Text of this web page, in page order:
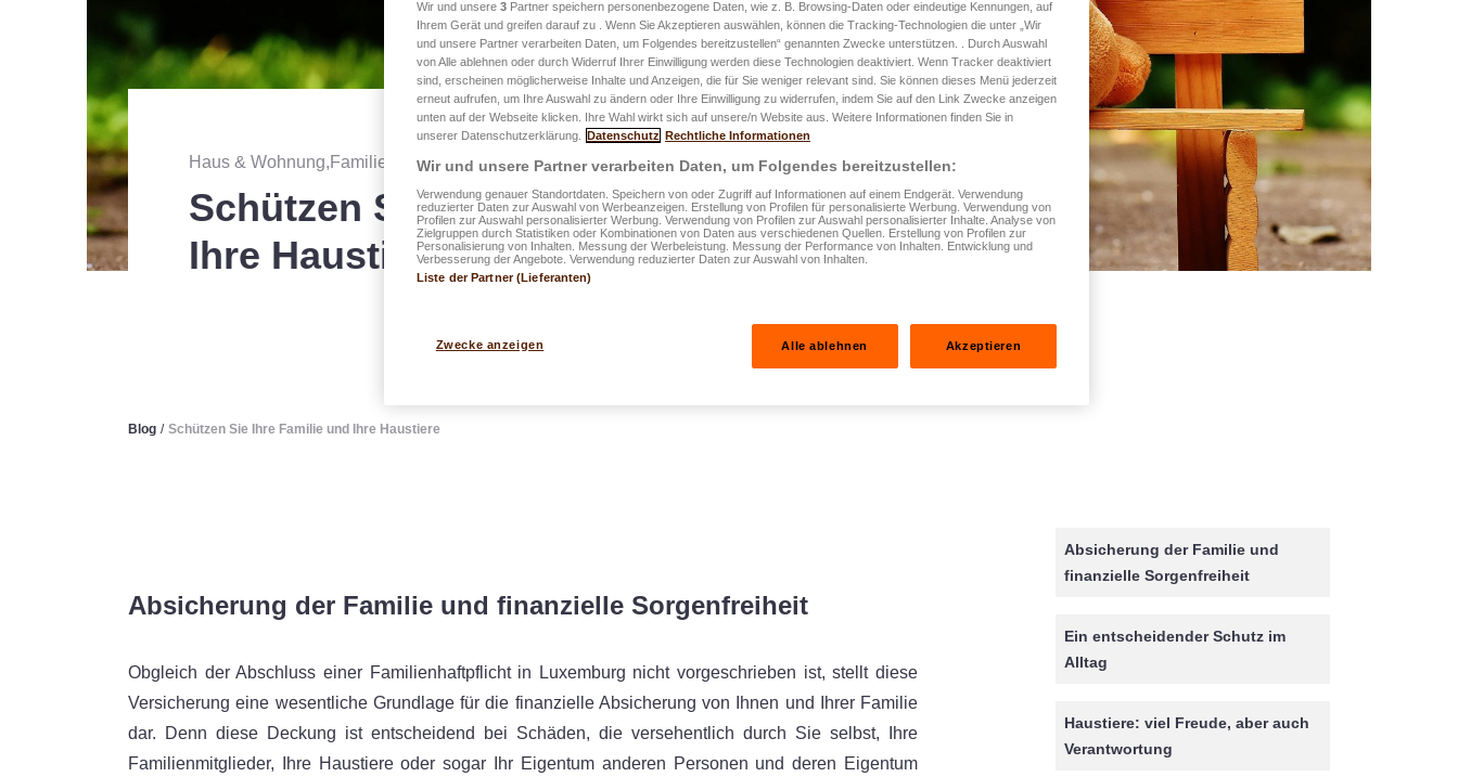
Haus & Wohnung,Familien ・veröffentlicht am 03.05.2024
Schützen Sie Ihre Familie und
Ihre Haustiere
Blog / Schützen Sie Ihre Familie und Ihre Haustiere
Absicherung der Familie und
finanzielle Sorgenfreiheit
Ein entscheidender Schutz im
Alltag
Haustiere: viel Freude, aber auch
Verantwortung
Absicherung der Familie und finanzielle Sorgenfreiheit
Obgleich der Abschluss einer Familienhaftpflicht in Luxemburg nicht vorgeschrieben ist, stellt diese
Versicherung eine wesentliche Grundlage für die finanzielle Absicherung von Ihnen und Ihrer Familie
dar. Denn diese Deckung ist entscheidend bei Schäden, die versehentlich durch Sie selbst, Ihre
Familienmitglieder, Ihre Haustiere oder sogar Ihr Eigentum anderen Personen und deren Eigentum
Wir und unsere 3 Partner speichern personenbezogene Daten, wie z. B. Browsing-Daten oder eindeutige Kennungen, auf
Ihrem Gerät und greifen darauf zu . Wenn Sie Akzeptieren auswählen, können die Tracking-Technologien die unter „Wir
und unsere Partner verarbeiten Daten, um Folgendes bereitzustellen“ genannten Zwecke unterstützen. . Durch Auswahl
von Alle ablehnen oder durch Widerruf Ihrer Einwilligung werden diese Technologien deaktiviert. Wenn Tracker deaktiviert
sind, erscheinen möglicherweise Inhalte und Anzeigen, die für Sie weniger relevant sind. Sie können dieses Menü jederzeit
erneut aufrufen, um Ihre Auswahl zu ändern oder Ihre Einwilligung zu widerrufen, indem Sie auf den Link Zwecke anzeigen
unten auf der Webseite klicken. Ihre Wahl wirkt sich auf unsere/n Website aus. Weitere Informationen finden Sie in
unserer Datenschutzerklärung.
Datenschutz Rechtliche Informationen
Wir und unsere Partner verarbeiten Daten, um Folgendes bereitzustellen:
Verwendung genauer Standortdaten. Speichern von oder Zugriff auf Informationen auf einem Endgerät. Verwendung
reduzierter Daten zur Auswahl von Werbeanzeigen. Erstellung von Profilen für personalisierte Werbung. Verwendung von
Profilen zur Auswahl personalisierter Werbung. Verwendung von Profilen zur Auswahl personalisierter Inhalte. Analyse von
Zielgruppen durch Statistiken oder Kombinationen von Daten aus verschiedenen Quellen. Erstellung von Profilen zur
Personalisierung von Inhalten. Messung der Werbeleistung. Messung der Performance von Inhalten. Entwicklung und
Verbesserung der Angebote. Verwendung reduzierter Daten zur Auswahl von Inhalten.
Liste der Partner (Lieferanten)
Zwecke anzeigen Alle ablehnen Akzeptieren